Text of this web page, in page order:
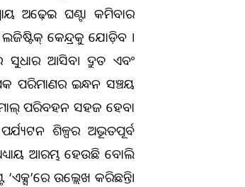
ଅଢ଼େଇ ଘଣ୍ଟା କମିବାର
କେନ୍ଦ୍ରକୁ ଯୋଡ଼ିବ ।
ସୁଧାର ଆସିବ। ଦ୍ରୁତ ଏବଂ
ପରିମାଣର ଇନ୍ଧନ ସଞ୍ଚୟ
ମାଲ୍ ପରିବହନ ସହଜ ହେବା
ଶିଳ୍ପର ଅଭୂତପୂର୍ବ
ଆରମ୍ଭ ହେଉଛି ବୋଲି
ଉଲ୍ଲେଖ କରିଛନ୍ତି।